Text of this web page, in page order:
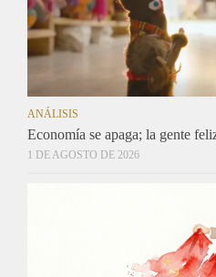
ANÁLISIS
Economía se apaga; la gente
1 DE AGOSTO DE 2026